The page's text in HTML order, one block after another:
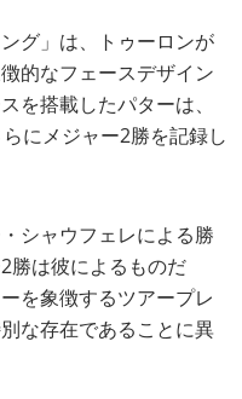
グ」は、トゥーロンが
的なフェースデザイン
を搭載したパターは、
にメジャー2勝を記録し
シャウフェレによる勝
勝は彼によるものだ
を象徴するツアープレ
な存在であることに異